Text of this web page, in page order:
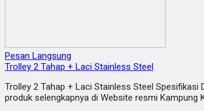
Pesan Langsung
Trolley 2 Tahap + Laci Stainless Steel
Trolley 2 Tahap + Laci Stainless Steel
produk selengkapnya di Website resmi